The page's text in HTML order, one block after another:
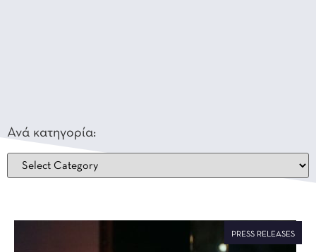
Ανά κατηγορία:
PRESS RELEASES